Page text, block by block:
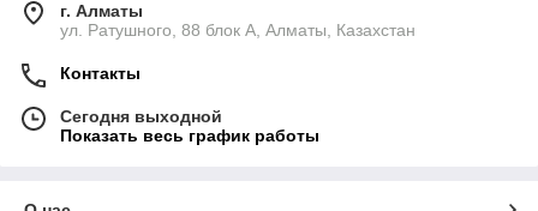
г. Алматы
ул. Ратушного, 88 блок A, Алматы, Казахстан
Контакты
Сегодня выходной
Показать весь график работы